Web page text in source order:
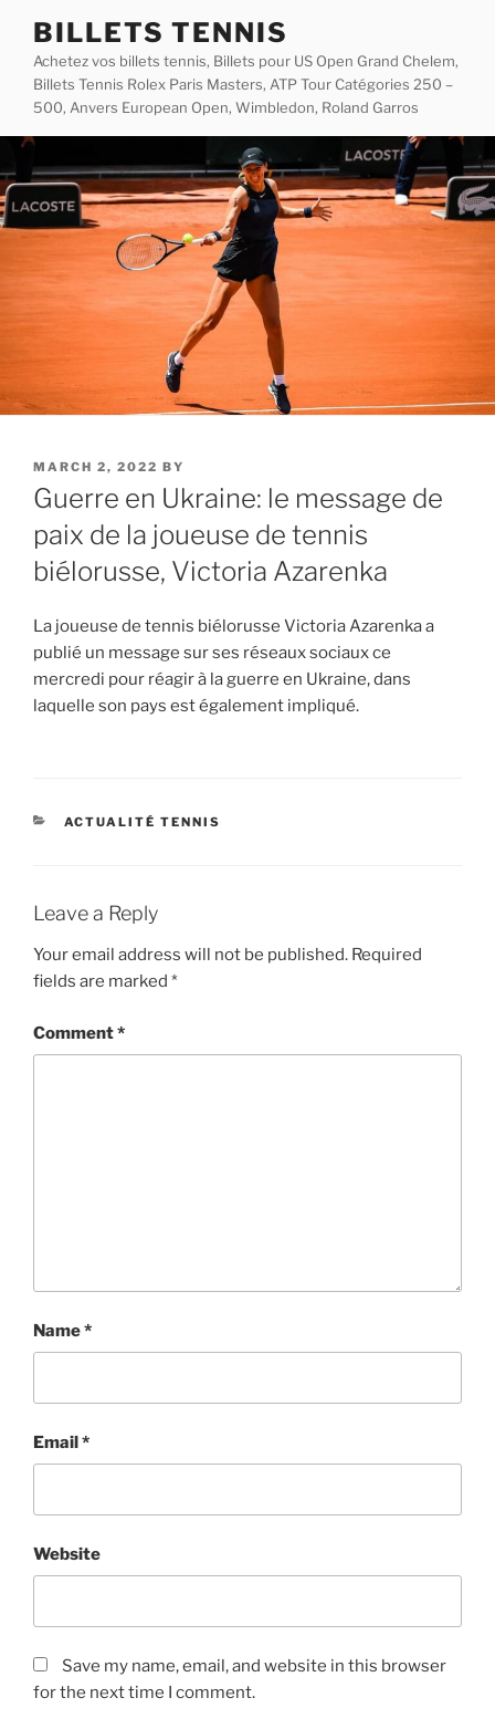
content
BILLETS TENNIS
Achetez vos billets tennis, Billets pour US Open Grand Chelem,
Billets Tennis Rolex Paris Masters, ATP Tour Catégories 250 –
500, Anvers European Open, Wimbledon, Roland Garros
POSTED
ON
MARCH 2, 2022 BY
Guerre en Ukraine: le message de
paix de la joueuse de tennis
biélorusse, Victoria Azarenka
La joueuse de tennis biélorusse Victoria Azarenka a
publié un message sur ses réseaux sociaux ce
mercredi pour réagir à la guerre en Ukraine, dans
laquelle son pays est également impliqué.
CATEGORIES
ACTUALITÉ TENNIS
Leave a Reply
Your email address will not be published. Required
fields are marked *
Comment*
Name*
Email*
Website
Save my name, email, and website in this browser
for the next time I comment.